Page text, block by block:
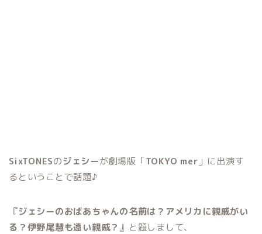
SixTONESのジェシーが劇場版「TOKYO mer 」に出演す
るということで話題♪
『ジェシーのおばあちゃんの名前は？アメリカに親戚がい
る？伊野尾慧も遠い親戚？ 』と題しまして、